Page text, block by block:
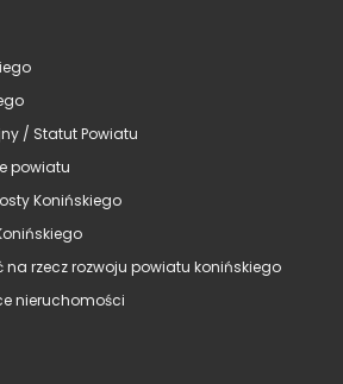
/ Statut Powiatu
powiatu
Konińskiego
rzecz rozwoju powiatu konińskiego
nieruchomości